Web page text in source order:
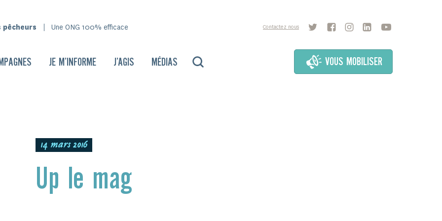
Une ONG 100% efficace Contactez nous
JE M’INFORME J’AGIS MÉDIAS VOUS MOBILISER
14 mars 2016
Up le mag